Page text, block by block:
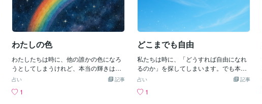
わたしの色
わたしたちは時に、他の誰かの色になろ
うとしてしまうけれど、本当の輝きは
「自分自身の色」を思い出したときに現
ひとつが自分色にこの世界を 煌めかせ
記事
占い
1
どこまでも自由
私たちは時に、「どうすれば自由になれ
るのか」を探してしまいます。でも本当
の自由は、何かを手放した先ではなく
こまでも広がる青空過去も 未来も 思
記事
占い
1